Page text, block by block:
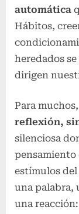
automática
Hábitos,
heredados
dirigen
Para muchos,
reflexión,
silenciosa
estímulos
una palabra,
una